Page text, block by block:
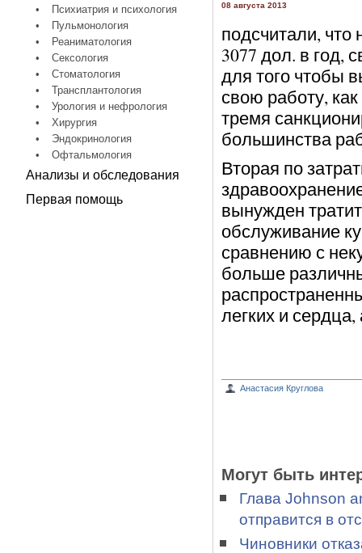
•
Психиатрия и психология
•
Пульмонология
•
Реаниматология
•
Сексология
•
Стоматология
•
Трансплантология
•
Урология и нефрология
•
Хирургия
•
Эндокринология
•
Офтальмология
Анализы и обследования
Первая помощь
08 августа 2013
подсчитали, что
3077 дол. в год,
для того чтобы
свою работу,
тремя
большинства
Вторая по
вынужден
обслуживание
сравнению с
больше
легких и
Анастасия Круглова
Могут быть
Глава Johnson
отправится в
Чиновники